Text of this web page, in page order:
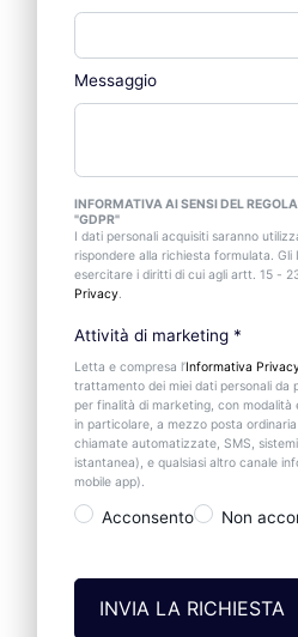
Messaggio
INFORMATIVA AI SENSI DEL
"GDPR"
I dati personali acquisiti saranno
rispondere alla richiesta formulata. Gli
esercitare i diritti di cui agli artt. 15 -
Privacy.
Attività di marketing *
Letta e compresa l’Informativa
trattamento dei miei dati personali da
per finalità di marketing, con
in particolare, a mezzo posta
chiamate automatizzate, SMS,
istantanea), e qualsiasi altro canale
mobile app).
Acconsento Non